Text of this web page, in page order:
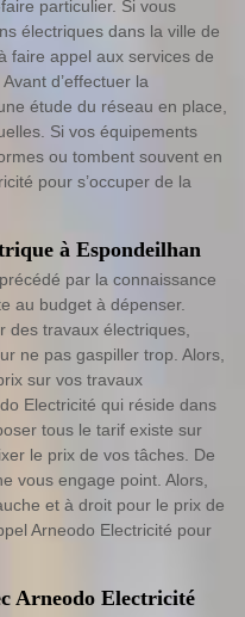
particulier. Si vous
électriques dans la ville de
faire appel aux services de
d’effectuer la
étude du réseau en place,
Si vos équipements
ou tombent souvent en
pour s’occuper de la
à Espondeilhan
par la connaissance
au budget à dépenser.
des travaux électriques,
ne pas gaspiller trop. Alors,
sur vos travaux
Electricité qui réside dans
tous le tarif existe sur
le prix de vos tâches. De
vous engage point. Alors,
et à droit pour le prix de
Arneodo Electricité pour
Arneodo Electricité